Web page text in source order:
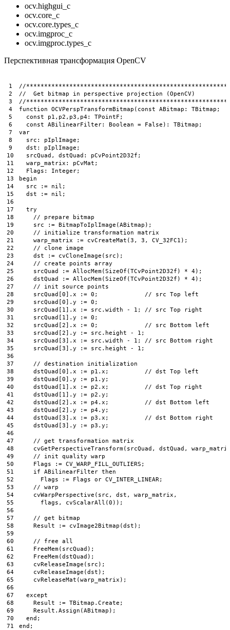
ocv.highgui_c
ocv.core_c
ocv.core.types_c
ocv.imgproc_c
ocv.imgproc.types_c
Перспективная трансформация OpenCV
1
2
3
4
5
6
7
8
9
10
11
12
13
14
15
16
17
18
19
20
21
22
23
24
25
26
27
28
29
30
31
32
33
34
35
36
37
38
39
40
41
42
43
44
45
46
47
48
49
50
51
52
53
54
55
56
57
58
59
60
61
62
63
64
65
66
67
68
69
70
71
//
//  Get bitmap in perspective projection (OpenCV)
//
function
OCVPerspTransformBitmap ( const ABitmap : TBitmap ;
const
p1 , p2 , p3 , p4: TPointF ;
const
ABilinearFilter: Boolean = False ) : TBitmap ;
var
src : pIplImage ;
dst : pIplImage ;
srcQuad , dstQuad : pCvPoint2D32f ;
warp_matrix : pCvMat ;
Flags : Integer;
begin
src
: = nil ;
dst
: = nil ;
try
// prepare bitmap
src
: = BitmapToIplImage (ABitmap ) ;
// initialize transformation matrix
warp_matrix
: = cvCreateMat (3 , 3 , CV_32FC1 ) ;
// clone image
dst
: = cvCloneImage ( src ) ;
// create points array
srcQuad
: = AllocMem(SizeOf (TCvPoint2D32f ) * 4) ;
dstQuad
: = AllocMem(SizeOf (TCvPoint2D32f ) * 4) ;
// init source points
srcQuad [0] . x : = 0 ;
// src Top left
srcQuad [0] . y : = 0 ;
srcQuad [ 1 ] . x : = src . width - 1 ;
// src Top right
srcQuad [ 1 ] . y : = 0 ;
srcQuad [2] . x : = 0 ;
// src Bottom left
srcQuad [2] . y : = src . height - 1 ;
srcQuad [3] . x : = src . width - 1 ;
// src Bottom right
srcQuad [3] . y : = src . height - 1 ;
// destination initialization
dstQuad [0] . x : = p1 . x ;
// dst Top left
dstQuad [0] . y : = p1 . y ;
dstQuad [ 1 ] . x : = p2 . x ;
// dst Top right
dstQuad [ 1 ] . y : = p2 . y ;
dstQuad [2] . x : = p4. x ;
// dst Bottom left
dstQuad [2] . y : = p4. y ;
dstQuad [3] . x : = p3 . x ;
// dst Bottom right
dstQuad [3] . y : = p3 . y ;
// get transformation matrix
cvGetPerspectiveTransform( srcQuad , dstQuad ,
// init quality warp
Flags
: = CV_WARP_FILL_OUTLIERS ;
if
ABilinearFilter then
Flags
: = Flags or CV_INTER_LINEAR ;
// warp
cvWarpPerspective ( src , dst , warp_matrix ,
flags , cvScalarAll (0 ) ) ;
// get bitmap
Result
: = cvImage2Bitmap (dst ) ;
// free all
FreeMem( srcQuad ) ;
FreeMem(dstQuad ) ;
cvReleaseImage ( src ) ;
cvReleaseImage (dst ) ;
cvReleaseMat (warp_matrix ) ;
except
Result
: = TBitmap . Create ;
Result . Assign (ABitmap ) ;
end ;
end ;